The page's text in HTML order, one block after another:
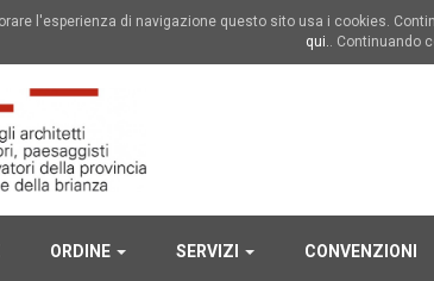
l'esperienza di navigazione questo sito usa i cookies.
qui.. Continuando
ORDINE SERVIZI CONVENZIONI